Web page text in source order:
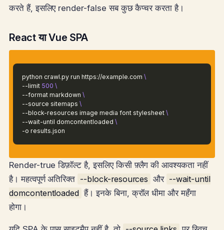
करते हैं, इसलिए render-false सब कुछ कैप्चर करता है।
React या Vue SPA
python crawl.py run https://example.com \
--limit 500 \
--format markdown \
--source sitemaps \
--block-resources image media font stylesheet \
--wait-until domcontentloaded \
-o results.json
Render-true डिफ़ॉल्ट है, इसलिए किसी फ़्लैग की आवश्यकता नहीं
है। महत्वपूर्ण अतिरिक्त --block-resources और --wait-until
domcontentloaded हैं। इनके बिना, क्रॉल धीमा और महँगा
होगा।